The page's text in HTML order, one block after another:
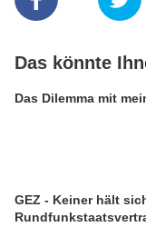
Das könnte
Das Dilemma mit
GEZ - Keiner hält